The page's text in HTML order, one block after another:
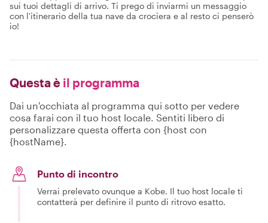
sui tuoi dettagli di arrivo. Ti prego di inviarmi un messaggio
con l'itinerario della tua nave da crociera e al resto ci penserò
io!
Questa è il programma
Dai un'occhiata al programma qui sotto per vedere
cosa farai con il tuo host locale. Sentiti libero di
personalizzare questa offerta con {host con
{hostName}.
Punto di incontro
Verrai prelevato ovunque a Kobe. Il tuo host locale ti
contatterà per definire il punto di ritrovo esatto.